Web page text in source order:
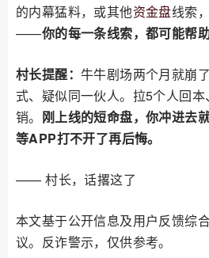
的内幕猛料，或其他资金盘线索
——你的每一条线索，都可能帮
村长提醒： 牛牛剧场两个月就
式、疑似同一伙人。拉5个人回
销。 刚上线的短命盘，你冲进去
等APP打不开了再后悔。
—— 村长，话撂这了
本文基于公开信息及用户反馈综
议。反诈警示，仅供参考。